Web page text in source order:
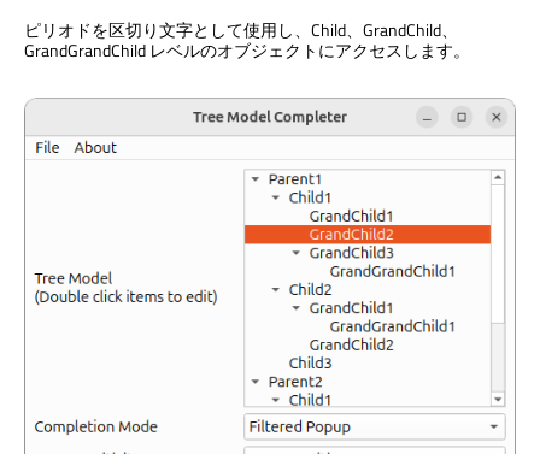
ピリオドを区切り文字として使用し、Child、GrandChild、
GrandGrandChild レベルのオブジェクトにアクセスします。